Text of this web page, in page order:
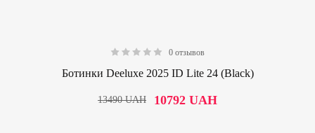
0 отзывов
Ботинки Deeluxe 2025 ID Lite 24 (Black)
10792UAH
13490UAH